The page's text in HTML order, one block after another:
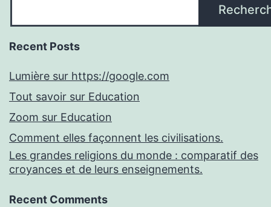
Recent Posts
Lumière sur https://google.com
Tout savoir sur Education
Zoom sur Education
Comment elles façonnent les civilisations.
Les grandes religions du monde : comparatif des
croyances et de leurs enseignements.
Recent Comments